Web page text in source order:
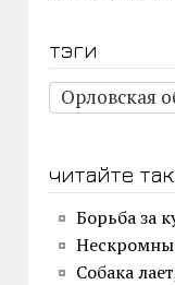
тэги
Орловская
читайте
Борьба за
Собака